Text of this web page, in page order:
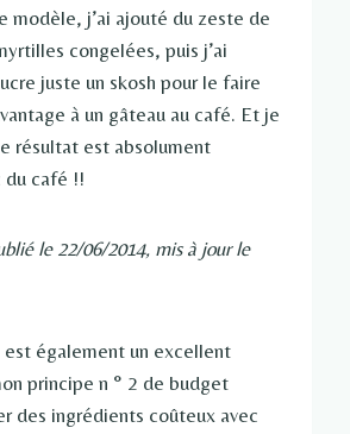
modèle, j’ai ajouté du zeste de
congelées, puis j’ai
juste un skosh pour le faire
à un gâteau au café. Et je
résultat est absolument
du café !!
le 22/06/2014, mis à jour le
également un excellent
principe n ° 2 de budget
des ingrédients coûteux avec